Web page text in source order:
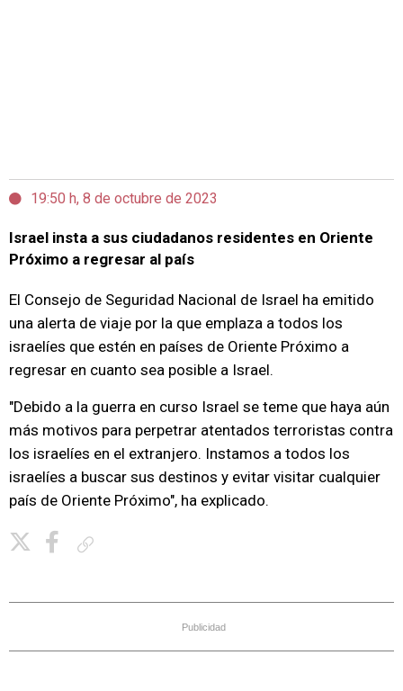
19:50 h, 8 de octubre de 2023
Israel insta a sus ciudadanos residentes en Oriente
Próximo a regresar al país
El Consejo de Seguridad Nacional de Israel ha emitido
una alerta de viaje por la que emplaza a todos los
israelíes que estén en países de Oriente Próximo a
regresar en cuanto sea posible a Israel.
"Debido a la guerra en curso Israel se teme que haya aún
más motivos para perpetrar atentados terroristas contra
los israelíes en el extranjero. Instamos a todos los
israelíes a buscar sus destinos y evitar visitar cualquier
país de Oriente Próximo", ha explicado.
Publicidad